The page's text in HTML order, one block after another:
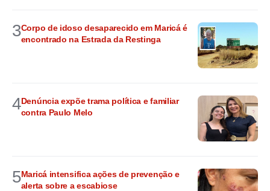
3Corpo de idoso desaparecido em Maricá é
encontrado na Estrada da Restinga
4Denúncia expõe trama política e familiar
contra Paulo Melo
5Maricá intensifica ações de prevenção e
alerta sobre a escabiose